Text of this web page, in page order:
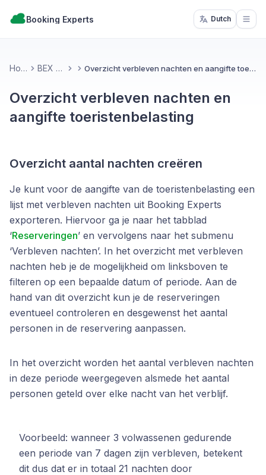
Booking Experts Dutch
Home BEX PMS Overzicht verbleven nachten en aangifte toeristenbelasting
Overzicht verbleven nachten en
aangifte toeristenbelasting
Overzicht aantal nachten creëren
Je kunt voor de aangifte van de toeristenbelasting een
lijst met verbleven nachten uit Booking Experts
exporteren. Hiervoor ga je naar het tabblad
‘Reserveringen’ en vervolgens naar het submenu
‘Verbleven nachten’. In het overzicht met verbleven
nachten heb je de mogelijkheid om linksboven te
filteren op een bepaalde datum of periode. Aan de
hand van dit overzicht kun je de reserveringen
eventueel controleren en desgewenst het aantal
personen in de reservering aanpassen.
In het overzicht worden het aantal verbleven nachten
in deze periode weergegeven alsmede het aantal
personen geteld over elke nacht van het verblijf.
Voorbeeld: wanneer 3 volwassenen gedurende
een periode van 7 dagen zijn verbleven, betekent
dit dus dat er in totaal 21 nachten door